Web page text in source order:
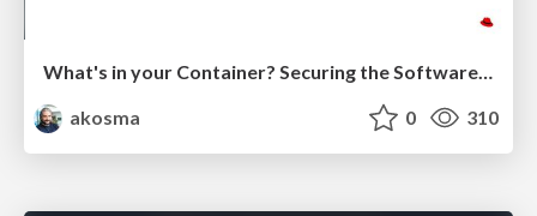
What's in your Container? Securing the Software Supply Chain without Slowing Down
akosma
0 310